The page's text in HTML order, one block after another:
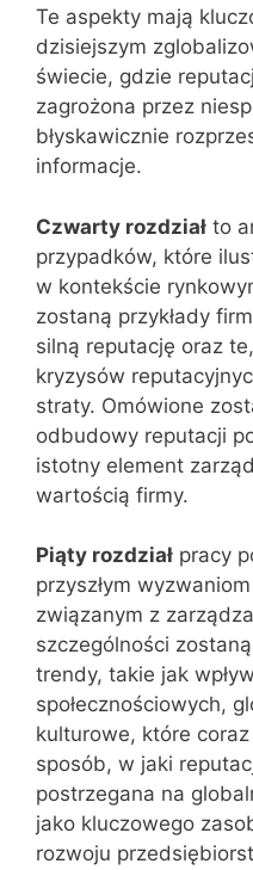
Te aspekty mają
dzisiejszym
świecie, gdzie
zagrożona przez
błyskawicznie
informacje.
Czwarty rozdział to
przypadków, które
w kontekście
zostaną przykłady
silną reputację oraz
kryzysów
straty. Omówione
odbudowy reputacji
istotny element
wartością firmy.
Piąty rozdział pracy
przyszłym
związanym z
szczególności
trendy, takie jak
społecznościowych,
kulturowe, które
sposób, w jaki
postrzegana na
jako kluczowego
rozwoju